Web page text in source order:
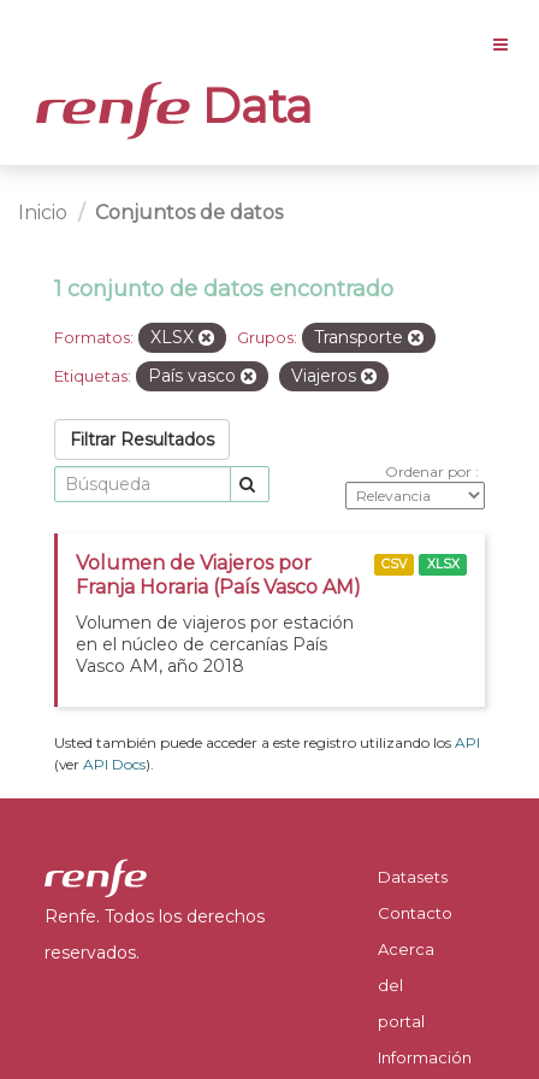
Data
Inicio Conjuntos de datos
1 conjunto de datos encontrado
Formatos: XLSX Grupos: Transporte
Etiquetas: País vasco Viajeros
Filtrar Resultados
Ordenar por
Volumen de Viajeros por
Franja Horaria (País Vasco AM)
Volumen de viajeros por estación
en el núcleo de cercanías País
Vasco AM, año 2018
CSV XLSX
Usted también puede acceder a este registro utilizando los API
(ver API Docs).
Renfe. Todos los derechos
reservados.
Datasets
Contacto
Acerca
del
portal
Información